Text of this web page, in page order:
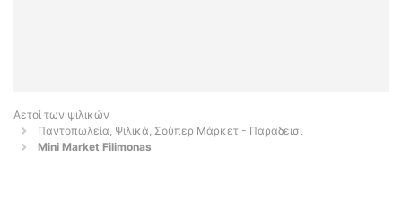
Αετοί των ψιλικών
Παντοπωλεία, Ψιλικά, Σούπερ Μάρκετ - Παραδεισι
Mini Market Filimonas